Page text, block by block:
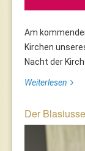
Am
Kirchen
Nacht der
Weiterlesen
Der